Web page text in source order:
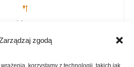
Zarządzaj zgodą
korzystamy z technologii, takich jak
ILOŚĆ PORCJI
~4 porcje